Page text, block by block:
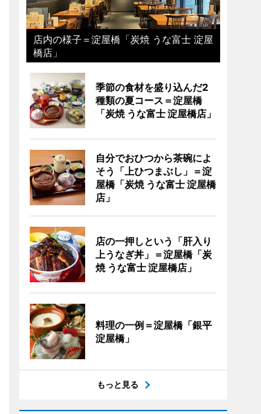
店内の様子＝淀屋橋「炭焼 うな富士 淀屋
橋店」
季節の食材を盛り込んだ2
種類の夏コース＝淀屋橋
「炭焼 うな富士 淀屋橋店」
自分でおひつから茶碗によ
そう「上ひつまぶし」＝淀
屋橋「炭焼 うな富士 淀屋橋
店」
店の一押しという「肝入り
上うなぎ丼」＝淀屋橋「炭
焼 うな富士 淀屋橋店」
料理の一例＝淀屋橋「銀平
淀屋橋」
もっと見る